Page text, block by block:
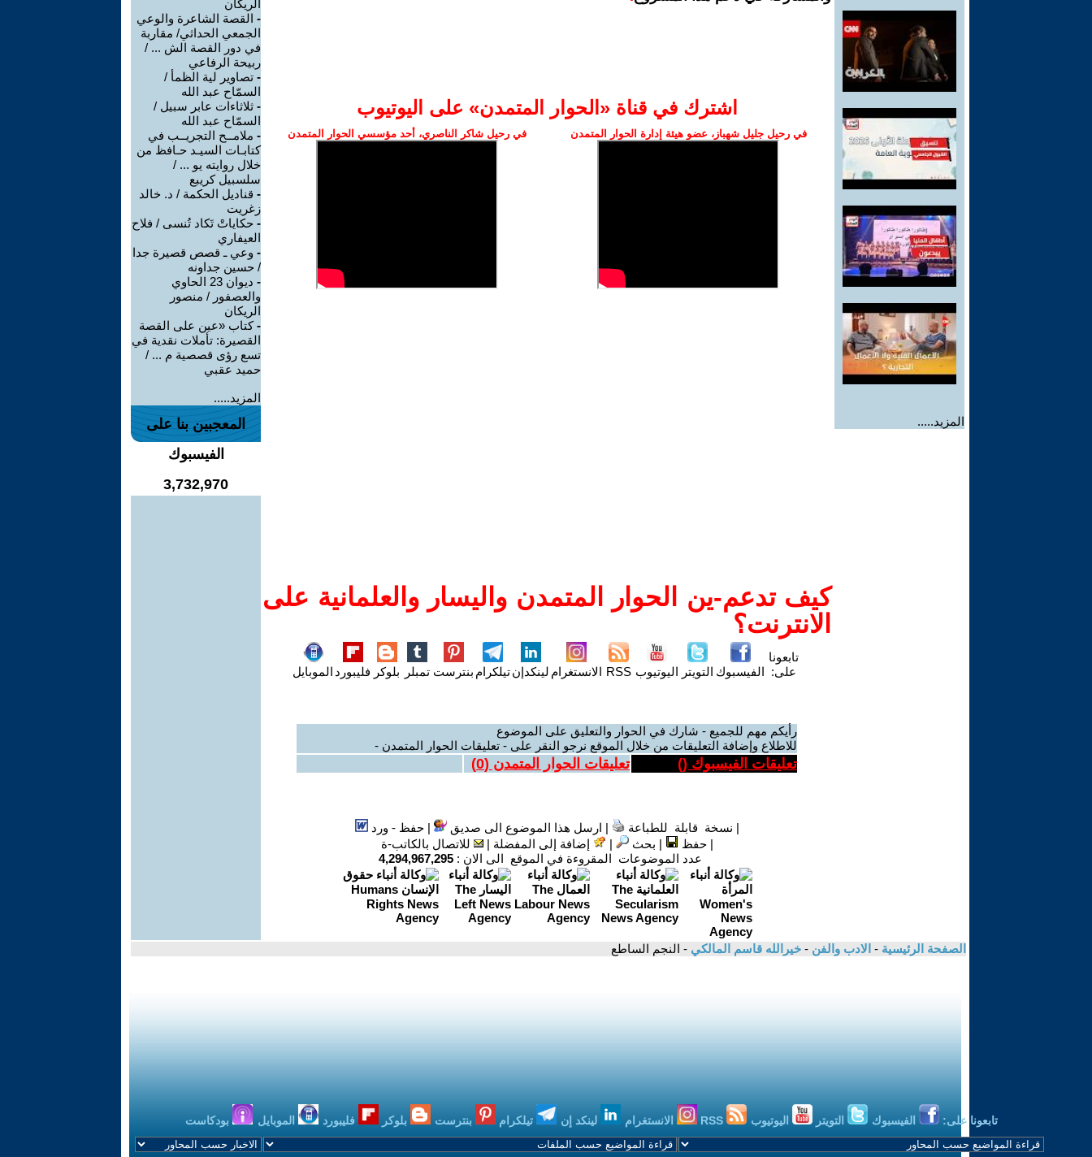
المزيد.....
اشترك في قناة ‫«الحوار المتمدن» على اليوتيوب
في رحيل جليل شهباز، عضو هيئة إدارة الحوار المتمدن في رحيل شاكر الناصري، أحد مؤسسي الحوار المتمدن
كيف تدعم-ين الحوار المتمدن واليسار والعلمانية على
الانترنت؟
تابعونا
على: الفيسبوك التويتر اليوتيوب RSS الانستغرام لينكدإنتيلكرام بنترست تمبلر بلوكر فليبورد الموبايل
رأيكم مهم للجميع - شارك في الحوار والتعليق على الموضوع
للاطلاع وإضافة التعليقات من خلال الموقع نرجو النقر على - تعليقات الحوار المتمدن -
تعليقات الفيسبوك () تعليقات الحوار المتمدن (0
)
| نسخة قابلة للطباعة | ارسل هذا الموضوع الى صديق |حفظ - ورد
|حفظ | بحث | إضافة إلى المفضلة |
للاتصال بالكاتب-ة
عدد الموضوعات المقروءة في الموقع الى الان : 4,294,967,295
الريكان
- القصة الشاعرة والوعي
الجمعي الحداثي/ مقاربة
في دور القصة الش ... /
ربيحة الرفاعي
- تصاوير لية الظمأ /
السمّاح عبد الله
- ثلاثاءات عابر سبيل /
السمّاح عبد الله
- ملامــح التجريــب في
كتابـات السيـد حـافظ من
خلال روايته يو ... /
سلسبيل كريبع
- قناديل الحكمة / د. خالد
زغريت
- حكاياتْ تَكاد تُنسى / فلاح
العيفاري
- وعي ـ قصص قصيرة جدا
/ حسين جداونه
-
ديوان 23 الحاوي
والعصفور / منصور
الريكان
-كتاب «عين على القصة
القصيرة: تأملات نقدية في
تسع رؤى قصصية م ... /
حميد عقبي
المزيد.....
المعجبين بنا على
الفيسبوك
3,732,970
الصفحة الرئيسية - الادب والفن - خيرالله قاسم المالكي - النجم الساطع
تابعونا على: الفيسبوك التويتر اليوتيوب الانستغرام لينكد إن تيلكرام بنترست بلوكر فليبورد الموبايل بودكاست